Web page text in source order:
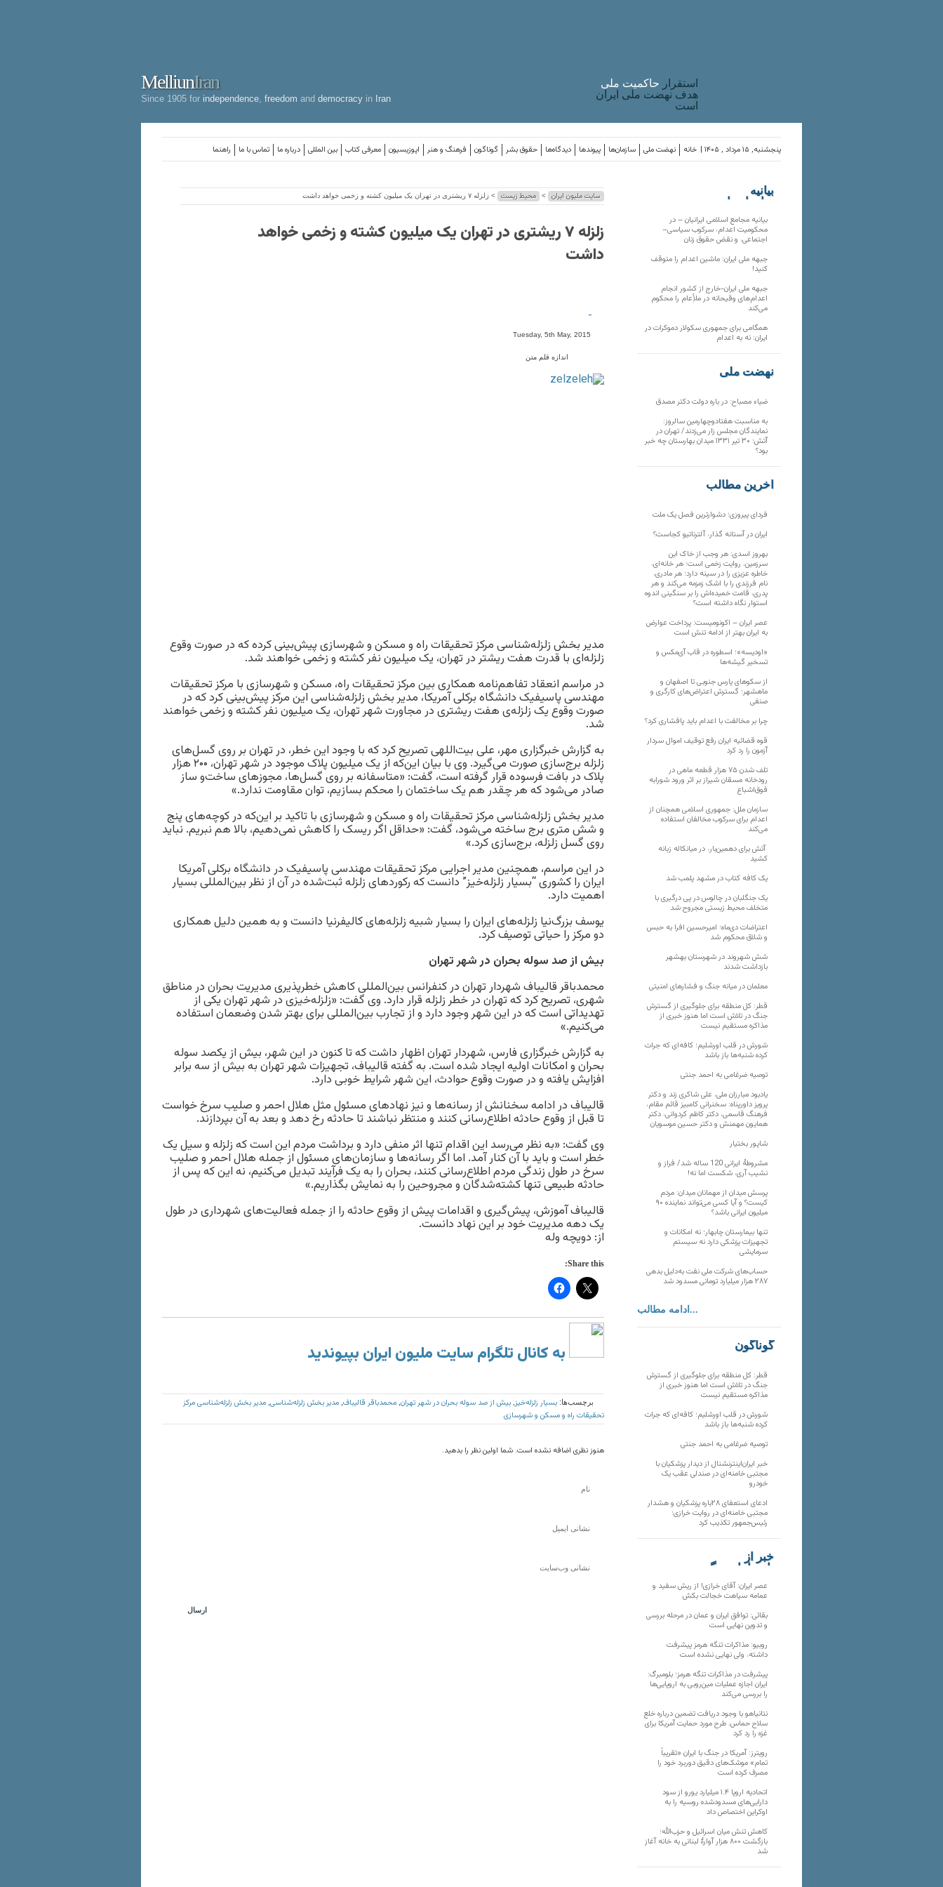
MelliunIran
Since 1905 for independence freedom and democracy in Iran
استقرار حاکميت ملی
هدف نهضت ملی ایران
است
راهنما تماس با ما درباره ما بین المللی معرفی کتاب اپوزیسیون فرهنگ و هنر گوناگون حقوق بشر دیدگاه‌ها پیوندها سازمان‌ها نهضت ملی خانه پنجشنبه, ۱۵ مرداد , ۱۴۰۵ |
سایت ملیون ایران > محیط زیست > زلزله ۷ ریشتری در تهران یک میلیون کشته‌ و زخمی خواهد داشت
زلزله ۷ ریشتری در تهران یک میلیون کشته‌ و زخمی خواهد
داشت
-
Tuesday, 5th May, 2015
اندازه قلم متن
مدیر بخش زلزله‌شناسی مرکز تحقیقات راه و مسکن و شهرسازی پیش‌بینی کرده که در صورت وقوع
زلزله‌ای با قدرت هفت ریشتر در تهران، یک میلیون نفر کشته و زخمی خواهند شد.
در مراسم انعقاد تفاهم‌نامه همکاری بین مرکز تحقیقات راه، مسکن و شهرسازی با مرکز تحقیقات
مهندسی پاسیفیک دانشگاه برکلی آمریکا، مدیر بخش زلزله‌شناسی این مرکز پیش‌بینی کرد که در
صورت وقوع یک زلزله‌ی هفت ریشتری در مجاورت شهر تهران، یک میلیون نفر کشته و زخمی خواهند
شد.
به گزارش خبرگزاری مهر، علی بیت‌اللهی تصریح کرد که با وجود این خطر، در تهران بر روی گسل‌های
زلزله برج‌سازی صورت می‌گیرد. وی با بیان این‌که از یک میلیون پلاک موجود در شهر تهران، ۲۰۰ هزار
پلاک در بافت فرسوده قرار گرفته است، گفت: «متاسفانه بر روی گسل‌ها، مجوزهای ساخت‌و ساز
صادر می‌شود که هر چقدر هم یک ساختمان را محکم بسازیم، توان مقاومت ندارد.»
مدیر بخش زلزله‌شناسی مرکز تحقیقات راه و مسکن و شهرسازی با تاکید بر این‌که در کوچه‌های پنج
و شش متری برج ساخته می‌شود، گفت: «حداقل اگر ریسک را کاهش نمی‌دهیم، بالا هم نبریم. نباید
روی گسل زلزله، برج‌سازی کرد.»
در این مراسم، همچنین مدیر اجرایی مرکز تحقیقات مهندسی پاسیفیک در دانشگاه برکلی آمریکا
ایران را کشوری “بسیار زلزله‌خیز” دانست که رکوردهای زلزله ثبت‌شده در آن از نظر بین‌المللی بسیار
اهمیت دارد.
یوسف بزرگ‌نیا زلزله‌های ایران را بسیار شبیه زلزله‌های کالیفرنیا دانست و به همین دلیل همکاری
دو مرکز را حیاتی توصیف کرد.
بیش از صد سوله بحران در شهر تهران
محمدباقر قالیباف شهردار تهران در کنفرانس بین‌المللی کاهش خطرپذیری مدیریت بحران در مناطق
شهری، تصریح کرد که تهران در خطر زلزله قرار دارد. وی گفت: «زلزله‌خیزی در شهر تهران یکی از
تهدیداتی است که در این شهر وجود دارد و از تجارب بین‌المللی برای بهتر شدن وضعمان استفاده
می‌کنیم.»
به گزارش خبرگزاری فارس، شهردار تهران اظهار داشت که تا کنون در این شهر، بیش از یکصد سوله
بحران و امکانات اولیه ایجاد شده است. به گفته قالیباف، تجهیزات شهر تهران به بیش از سه برابر
افزایش یافته و در صورت وقوع حوادث، این شهر شرایط خوبی دارد.
قالیباف در ادامه سخنانش از رسانه‌ها و نیز نهادهای مسئول مثل هلال احمر و صلیب سرخ خواست
تا قبل از وقوع حادثه اطلاع‌رسانی کنند و منتظر نباشند تا حادثه رخ دهد و بعد به آن بپردازند.
وی گفت: «به نظر می‌رسد این اقدام تنها اثر منفی دارد و برداشت مردم این است که زلزله و سیل یک
خطر است و باید با آن کنار آمد. اما اگر رسانه‌ها و سازمان‌های مسئول از جمله هلال احمر و صلیب
سرخ در طول زندگی مردم اطلاع‌رسانی کنند، بحران را به یک فرآیند تبدیل می‌کنیم، نه این که پس از
حادثه طبیعی تنها کشته‌شدگان و مجروحین را به نمایش بگذاریم.»
قالیباف آموزش، پیش‌گیری و اقدامات پیش از وقوع حادثه را از جمله فعالیت‌های شهرداری در طول
یک دهه مدیریت خود بر این نهاد دانست.
از: دويچه وله
Share this:
به کانال تلگرام سایت ملیون ایران بپیوندید
برچسب‌ها: بسیار زلزله‌خیز بیش از صد سوله بحران در شهر تهران محمدباقر قالیباف مدیر بخش زلزله‌شناسی مدیر بخش زلزله‌شناسی مرکز
تحقیقات راه و مسکن و شهرسازی
هنوز نظری اضافه نشده است. شما اولین نظر را بدهید.
بیانیه
سازمان‌های
بیانیه مجامع اسلامی ایرانیان – در
محکومیت اعدام، سرکوب سیاسی–
اجتماعی، و نقض حقوق زنان
جبهه ملی ایران: ماشین اعدام را متوقف
کنید!
جبهه ملی ایران-خارج از کشور انجام
اعدام‌های وقیحانه در ملأِعام را محکوم
می‌کند
همگامی برای جمهوری سکولار دموکرات در
ایران: نه به اعدام
نهضت ملی
ضیاء مصباح: در باره دولت دکتر مصدق
به مناسبت هفتادوچهارمین سالروز:
نمایندگان مجلس زار می‌زدند/ تهران در
آتش؛ ۳۰ تیر ۱۳۳۱ میدان بهارستان چه خبر
بود؟
آخرین مطالب
فردای پیروزی؛ دشوارترین فصل یک ملت
ایران در آستانه گذار، آلترناتیو کجاست؟
بهروز اسدی: هر وجب از خاک‌ این
سرزمین، روایت زخمی است؛ هر خانه‌ای،
خاطره عزیزی را در سینه دارد؛ هر مادری،
نام فرزندی را با اشک زمزمه می‌کند و هر
پدری، قامت خمیده‌اش را بر سنگینی اندوه
استوار نگاه داشته است؟
عصر ایران – اکونومیست: پرداخت عوارض
به ایران بهتر از ادامه تنش است
«اودیسه»؛ اسطوره در قاب آی‌مکس و
تسخیر گیشه‌ها
از سکوهای پارس جنوبی تا اصفهان و
ماهشهر؛ گسترش اعتراض‌های کارگری و
صنفی
چرا بر مخالفت با اعدام باید پافشاری کرد؟
قوه قضائیه ایران رفع توقیف اموال سردار
آزمون را رد کرد
تلف شدن ۷۵ هزار قطعه ماهی در
رودخانه مسقان شیراز بر اثر ورود شورابه
فوق‌اشباع
سازمان ملل: جمهوری اسلامی همچنان از
اعدام برای سرکوب مخالفان استفاده
می‌کند
آتش برای دهمین‌بار، در میانکاله زبانه
کشید
یک کافه کتاب در مشهد پلمب شد
یک جنگلبان در چالوس در پی درگیری با
متخلف محیط زیستی مجروح شد
اعتراضات دی‌ماه؛ امیرحسین افرا به حبس
و شلاق محکوم شد
شش شهروند در شهرستان بهشهر
بازداشت شدند
معلمان در میانه جنگ و فشارهای امنیتی
قطر: کل منطقه برای جلوگیری از گسترش
جنگ در تلاش است اما هنوز خبری از
مذاکره مستقیم نیست
شورش در قلب اورشلیم؛ کافه‌ای که جرات
کرده شنبه‌ها باز باشد
توصیه ضرغامی به احمد جنتی
یادبود مبارزان ملی، علی شاکری زند و دکتر
پرویز داورپناه: سخنرانی کامبیز قائم مقام،
فرهنگ قاسمی، دکتر کاظم کردوانی، دکتر
همایون مهمنش و دکتر حسین موسویان
شاپور بختیار
مشروطۀ ایرانی 120 ساله شد/ فراز و
نشیب آری، شکست اما نه!
پرسش میدان از مهمانان میدان: مردم
کیست؟ و آیا کسی می‌تواند نماینده ۹۰
میلیون ایرانی باشد؟
تنها بیمارستان چابهار؛ نه امکانات و
تجهیزات پزشکی دارد نه سیستم
سرمایشی
حساب‌های شرکت ملی نفت به‌دلیل بدهی
۲۸۷ هزار میلیارد تومانی مسدود شد
ادامه مطالب...
گوناگون
قطر: کل منطقه برای جلوگیری از گسترش
جنگ در تلاش است اما هنوز خبری از
مذاکره مستقیم نیست
شورش در قلب اورشلیم؛ کافه‌ای که جرات
کرده شنبه‌ها باز باشد
توصیه ضرغامی به احمد جنتی
خبر ایران‌اینترنشنال از دیدار پزشکیان با
مجتبی خامنه‌ای در صندلی عقب یک
خودرو
ادعای استعفای ۲۸باره پزشکیان و هشدار
مجتبی خامنه‌ای در روایت خرازی؛
رئیس‌جمهور تکذیب کرد
خبر از
تارنماهای دیگر
عصر ایران: آقای خرازی! از ریش سفید و
عمامه سیاهت خجالت بکش
بقائی: توافق ایران و عمان در مرحله بررسی
و تدوین نهایی است
روبیو: مذاکرات تنگه هرمز پیشرفت
داشته، ولی نهایی نشده است
پیشرفت در مذاکرات تنگه هرمز؛ بلومبرگ:
ایران اجازه عملیات مین‌روبی به اروپایی‌ها
را بررسی می‌کند
نتانیاهو با وجود دریافت تضمین درباره خلع
سلاح حماس، طرح مورد حمایت آمریکا برای
غزه را رد کرد
رویترز: آمریکا در جنگ با ایران «تقریباً
تمام» موشک‌های دقیق دوربرد خود را
مصرف کرده است
اتحادیه اروپا ۱.۴ میلیارد یورو از سود
دارایی‌های مسدودشده روسیه را به
اوکراین ‏اختصاص داد
کاهش تنش میان اسرائیل و حزب‌الله؛
بازگشت ۸۰۰ هزار آوارۀ لبنانی به خانه‌ آغاز
شد